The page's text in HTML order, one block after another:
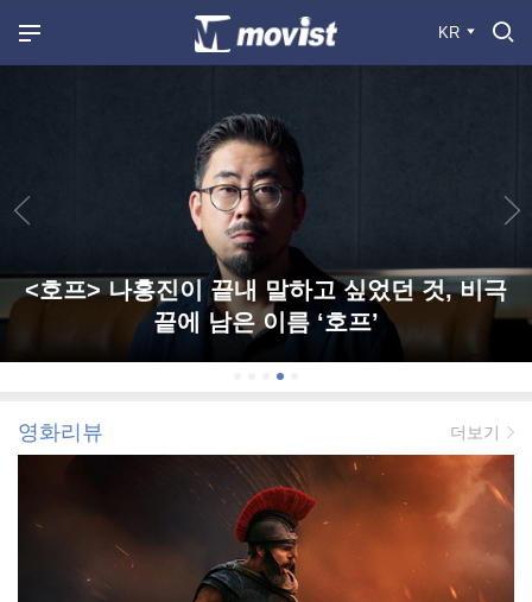
KR
<호프> 나홍진이 끝내 말하고 싶었던 것, 비극
끝에 남은 이름 ‘호프’
영화리뷰 더보기